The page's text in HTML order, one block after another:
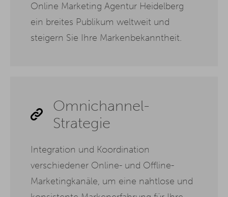
Online Marketing Agentur Heidelberg
ein breites Publikum weltweit und
steigern Sie Ihre Markenbekanntheit.
Omnichannel-
Strategie
Integration und Koordination
verschiedener Online- und Offline-
Marketingkanäle, um eine nahtlose und